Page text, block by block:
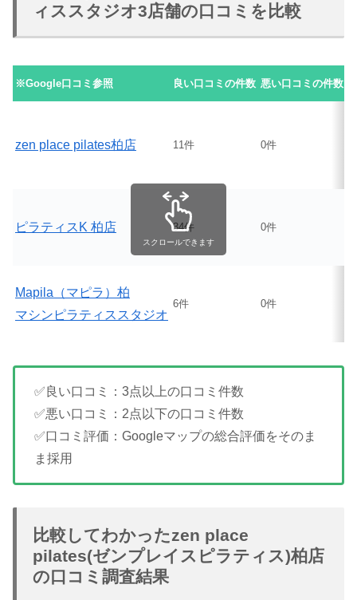
ィススタジオ3店舗の口コミを比較
※Google口コミ参照 良い口コミの件数 悪い口コミの件数
zen place pilates柏店 11件 0件
ピラティスK 柏店 34件 0件
Mapila（マピラ）柏
マシンピラティススタジオ
6件 0件
スクロールできます
✅良い口コミ：3点以上の口コミ件数
✅悪い口コミ：2点以下の口コミ件数
✅口コミ評価：Googleマップの総合評価をそのま
ま採用
比較してわかったzen place
pilates(ゼンプレイスピラティス)柏店
の口コミ調査結果